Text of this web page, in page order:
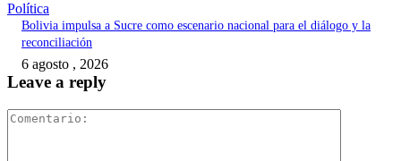
Política
Bolivia impulsa a Sucre como escenario nacional para el diálogo y la
reconciliación
6 agosto , 2026
Leave a reply